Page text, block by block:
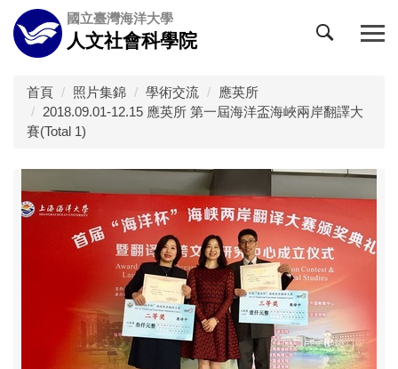
跳
到
主
國立臺灣海洋大學
人文社會科學院
首頁 照片集錦 學術交流
應英所
2018.09.01-12.15 應英所 第一屆海洋盃海峽兩岸翻譯大
賽(Total 1)